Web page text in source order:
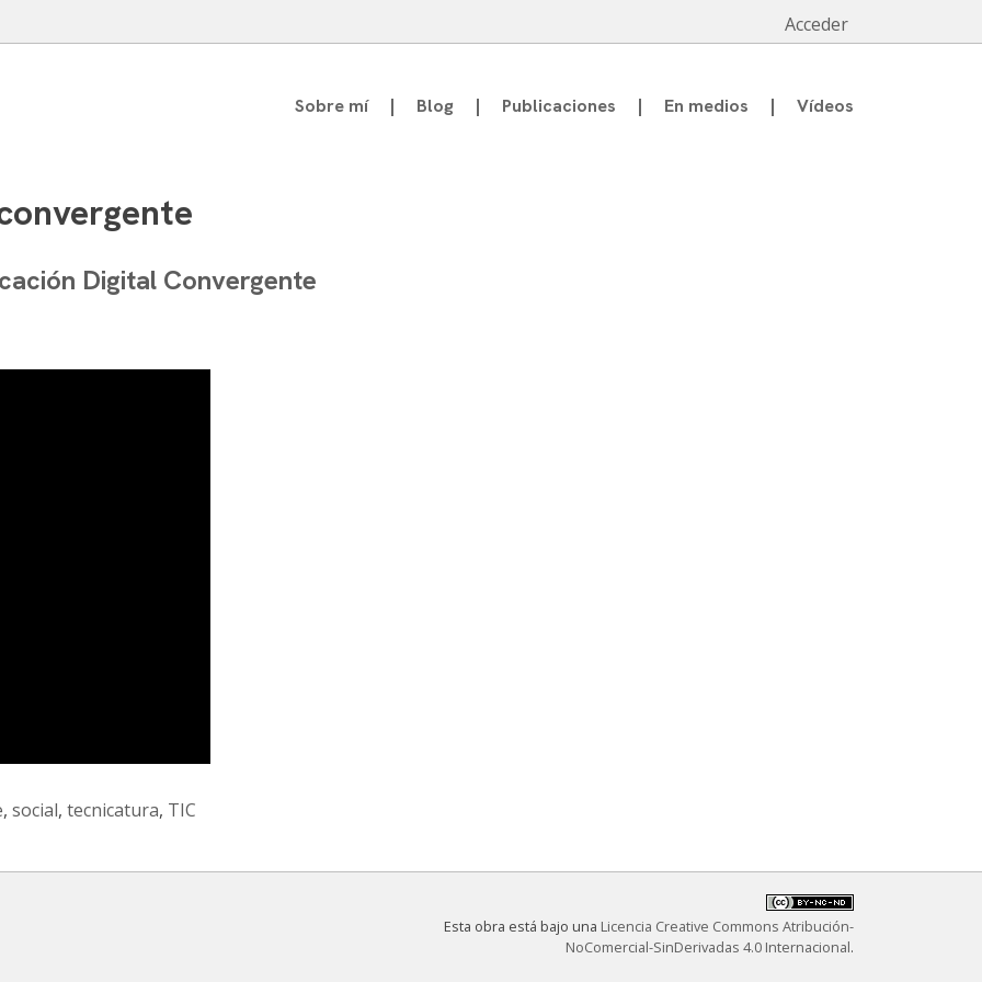
Acceder
Sobre mí Blog Publicaciones En medios Vídeos
Digital Convergente
, social, tecnicatura, TIC
Esta obra está bajo una Licencia Creative Commons Atribución-
NoComercial-SinDerivadas 4.0 Internacional.